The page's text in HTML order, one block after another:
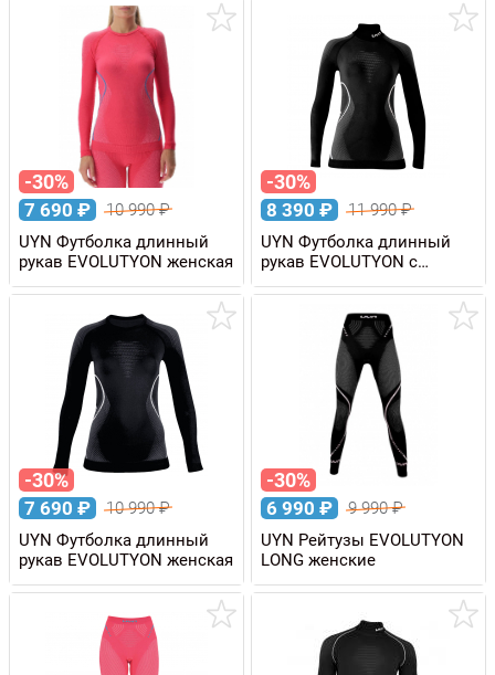
-30%
7 690 ₽ 10 990₽
UYN Футболка длинный
рукав EVOLUTYON женская
-30%
8 390 ₽ 11 990₽
UYN Футболка длинный
рукав EVOLUTYON с
высоким воротом,
женская
-30%
7 690 ₽ 10 990₽
UYN Футболка длинный
рукав EVOLUTYON женская
-30%
6 990 ₽ 9 990₽
UYN Рейтузы EVOLUTYON
LONG женские